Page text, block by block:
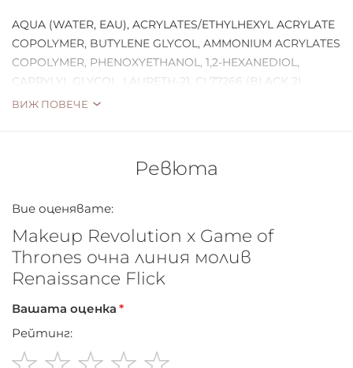
прецизен връх за лесно и бързо нанасяне.
Завършете външния си вид с Game of Thrones x
Revolution Dragon Lash Mascara.
AQUA (WATER, EAU), ACRYLATES/ETHYLHEXYL ACRYLATE
COPOLYMER, BUTYLENE GLYCOL, AMMONIUM ACRYLATES
COPOLYMER, PHENOXYETHANOL, 1,2-HEXANEDIOL,
CAPRYLYL GLYCOL, LAURETH-21, CI 77266 (BLACK 2)
ВИЖ ПОВЕЧЕ
Ревюта
Вие оценявате:
Makeup Revolution x Game of
Thrones очна линия молив
Renaissance Flick
Вашата оценка
Рейтинг: